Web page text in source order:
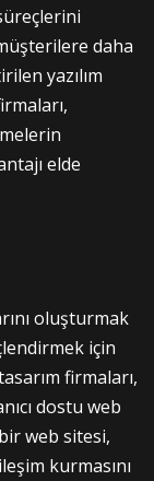
daha
yazılım
elde
oluşturmak
için
firmaları,
dostu web
web sitesi,
kurmasını